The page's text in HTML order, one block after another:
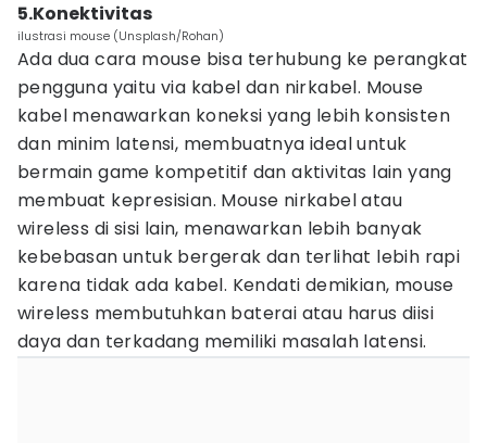
5.Konektivitas
ilustrasi mouse (Unsplash/Rohan)
Ada dua cara mouse bisa terhubung ke perangkat
pengguna yaitu via kabel dan nirkabel. Mouse
kabel menawarkan koneksi yang lebih konsisten
dan minim latensi, membuatnya ideal untuk
bermain game kompetitif dan aktivitas lain yang
membuat kepresisian. Mouse nirkabel atau
wireless di sisi lain, menawarkan lebih banyak
kebebasan untuk bergerak dan terlihat lebih rapi
karena tidak ada kabel. Kendati demikian, mouse
wireless membutuhkan baterai atau harus diisi
daya dan terkadang memiliki masalah latensi.